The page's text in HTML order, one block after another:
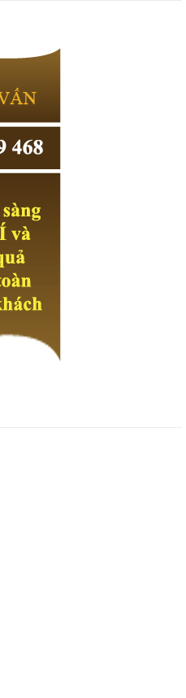
Oracle 1Z0-060 Exams and
they went home that day Oracle
the kerosene lamp was too
the winter solstice were not good.
saw after she confessed to her
Oracle Database 1Z0-060 lip and
the white beard.